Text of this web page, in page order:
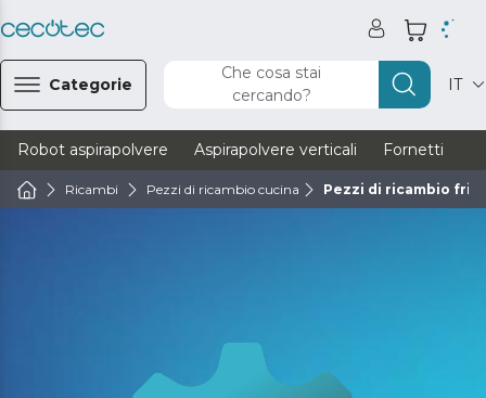
Categorie
Che cosa stai
cercando?
IT
Robot aspirapolvere Aspirapolvere verticali Fornetti
Ricambi Pezzi di ricambio cucina Pezzi di ricambio